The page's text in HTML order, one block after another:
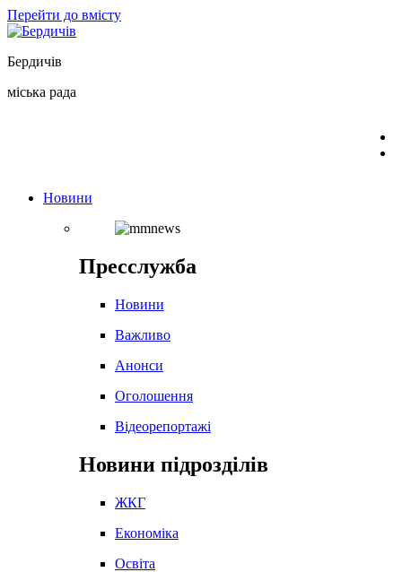
Перейти до вмісту
Бердичів
міська рада
Новини
Пресслужба
Новини
Важливо
Анонси
Оголошення
Відеорепортажі
Новини підрозділів
ЖКГ
Економіка
Освіта